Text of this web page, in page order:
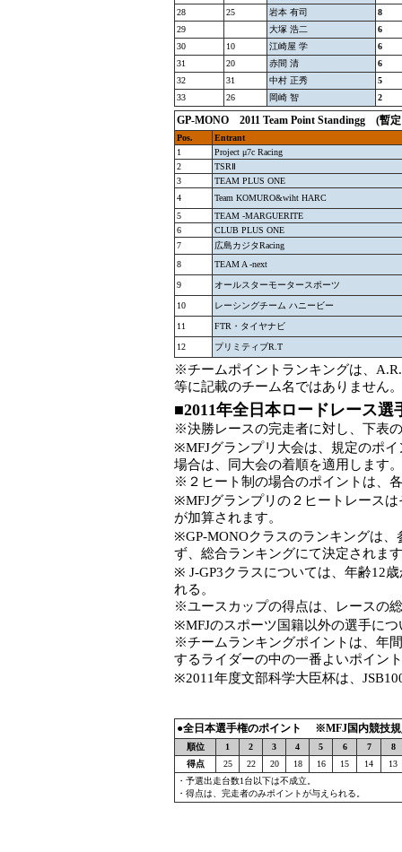
28
25 岩本 有司
8
29
大塚 浩二
6
30
10 江崎屋 学
6
31
20 赤間 清
6
32
31 中村 正秀
5
33
26 岡崎 智 2
GP-MONO 2011 Team Point Standingg (暫定
Pos.
Entrant
1
Project μ7c Racing
2
TSRⅡ
3
TEAM PLUS ONE
4
Team KOMURO&wiht HARC
5
TEAM -MARGUERITE
6
CLUB PLUS ONE
7
広島カジタRacing
8
TEAM A -next
9 オールスターモータースポーツ
10 レーシングチーム ハニービー
11 FTR・タイヤナビ
12 プリミティブR.T
※チームポイントランキングは、
等に記載のチーム名ではありません。
■2011年全日本ロードレース
※決勝レースの完走者に対し、下表
※MFJグランプリ大会は、規定のポ
場合は、同大会の着順を適用します。
※２ヒート制の場合のポイントは、
※MFJグランプリの２ヒートレース
が加算されます。
※GP-MONOクラスのランキングは
ず、総合ランキングにて決定されま
※ J-GP3クラスについては、年齢12
れる。
※ユースカップの得点は、レースの
※MFJのスポーツ国籍以外の選手に
※チームランキングポイントは、年
するライダーの中の一番よいポイン
※2011年度文部科学大臣杯は、
●全日本選手権のポイント ※MFJ国内競技規
順位 1 2 3 4 5 6 7
8
得点
25 22 20 18 16 15 14
13
・予選出走台数1台以下は不成立。
・得点は、完走者のみポイントが与えられる。